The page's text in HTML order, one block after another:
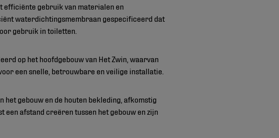
efficiënte gebruik van materialen en
waterdichtingsmembraan gespecificeerd dat
gebruik in toiletten.
op het hoofdgebouw van Het Zwin, waarvan
een snelle, betrouwbare en veilige installatie.
gebouw en de houten bekleding, afkomstig
een afstand creëren tussen het gebouw en zijn